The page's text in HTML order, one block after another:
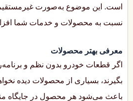
است. این موضوع به‌صورت غیرمستقیم
نسبت به محصولات و خدمات شما
معرفی بهتر محصولات
اگر قطعات خودرو بدون نظم و
بگیرند، بسیاری از محصولات دیده
باعث می‌شود هر محصول در جایگاه